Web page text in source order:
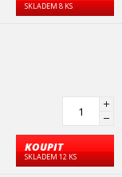
SKLADEM 8 KS
KOUPIT
SKLADEM 12 KS